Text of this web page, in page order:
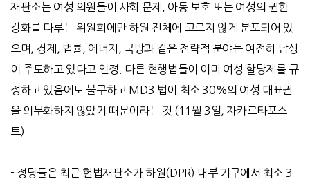
재판소는 여성 의원들이 사회 문제
아동 보호 또는 여성의 권한
강화를 다루는 위원회에만 하원 전체에 고르지 않게 분포되어 있
으며
경제 법률 에너지
국방과 같은 전략적 분야는 여전히 남성
이 주도하고 있다고 인정
다른 현행법들이 이미 여성 할당제를 규
정하고 있음에도 불구하고 MD3 법이 최소 30%의 여성 대표권
을 의무화하지 않았기 때문이라는 것 (11 월 3일 ,자카르타포스
트)
- 정당들은 최근 헌법재판소가 하원(DPR) 내부 기구에서 최소 3